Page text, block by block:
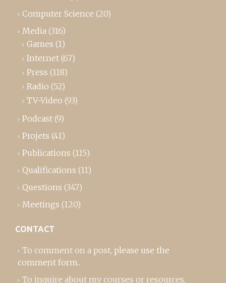
Computer Science (20)
Media (316)
Games (1)
Internet (67)
Press (118)
Radio (52)
TV-Video (93)
Podcast (9)
Projets (41)
Publications (115)
Qualifications (11)
Questions (347)
Meetings (120)
CONTACT
To comment on a post, please use the
comment form..
To inquire about my courses or resources,